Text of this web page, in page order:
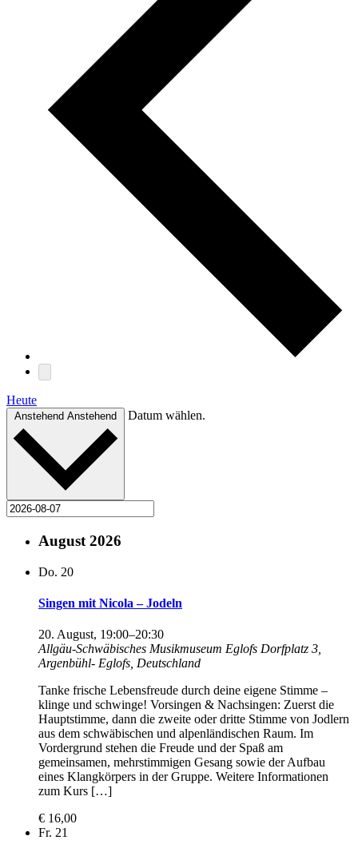
Heute
Anstehend Anstehend Datum wählen.
August 2026
Do. 20
Singen mit Nicola – Jodeln
20. August, 19:00–20:30
Allgäu-Schwäbisches Musikmuseum Eglofs Dorfplatz 3,
Argenbühl- Eglofs, Deutschland
Tanke frische Lebensfreude durch deine eigene Stimme –
klinge und schwinge! Vorsingen & Nachsingen: Zuerst die
Hauptstimme, dann die zweite oder dritte Stimme von Jodlern
aus dem schwäbischen und alpenländischen Raum. Im
Vordergrund stehen die Freude und der Spaß am
gemeinsamen, mehrstimmigen Gesang sowie der Aufbau
eines Klangkörpers in der Gruppe. Weitere Informationen
zum Kurs […]
€ 16,00
Fr. 21